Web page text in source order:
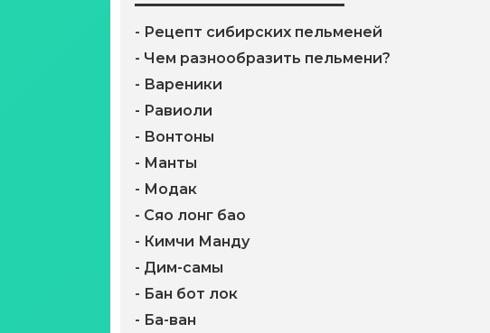
- Рецепт сибирских пельменей
- Чем разнообразить пельмени?
- Вареники
- Равиоли
- Вонтоны
- Манты
- Модак
- Сяо лонг бао
- Кимчи Манду
- Дим-самы
- Бан бот лок
- Ба-ван